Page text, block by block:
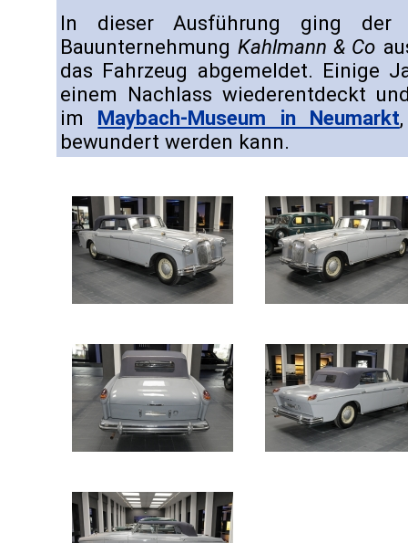
In dieser Ausführung ging
BauunternehmungKahlmann & Co
das Fahrzeug abgemeldet. Einige
einem Nachlass wiederentdeckt
im Maybach-Museum in Neumarkt
bewundert werden kann.